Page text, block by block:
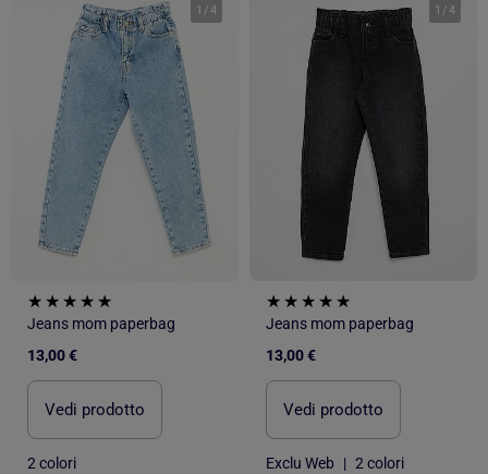
1 /4
Jeans mom paperbag
13,00 €
Vedi prodotto
2 colori
1 /4
Jeans mom paperbag
13,00 €
Vedi prodotto
Exclu Web | 2 colori